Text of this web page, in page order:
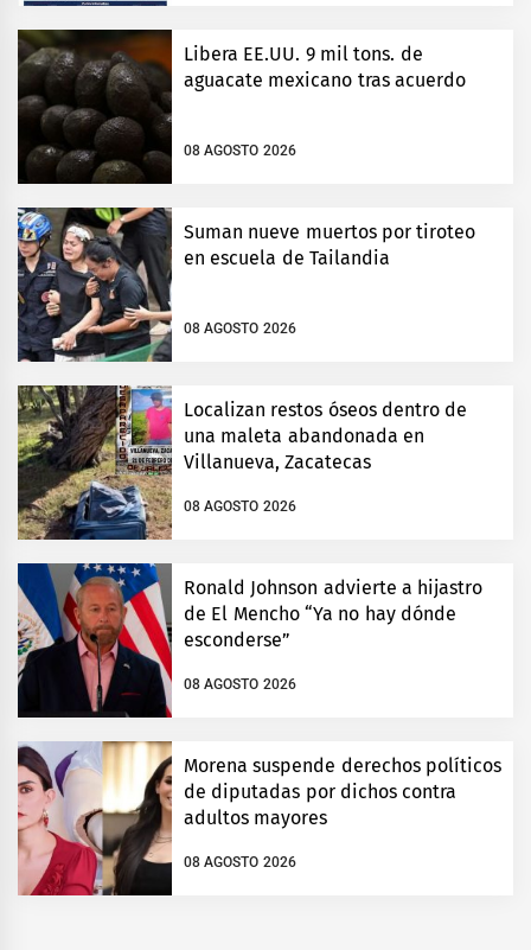
Libera EE.UU. 9 mil tons. de
aguacate mexicano tras acuerdo
08 AGOSTO 2026
Suman nueve muertos por tiroteo
en escuela de Tailandia
08 AGOSTO 2026
Localizan restos óseos dentro de
una maleta abandonada en
Villanueva, Zacatecas
08 AGOSTO 2026
Ronald Johnson advierte a hijastro
de El Mencho “Ya no hay dónde
esconderse”
08 AGOSTO 2026
Morena suspende derechos políticos
de diputadas por dichos contra
adultos mayores
08 AGOSTO 2026